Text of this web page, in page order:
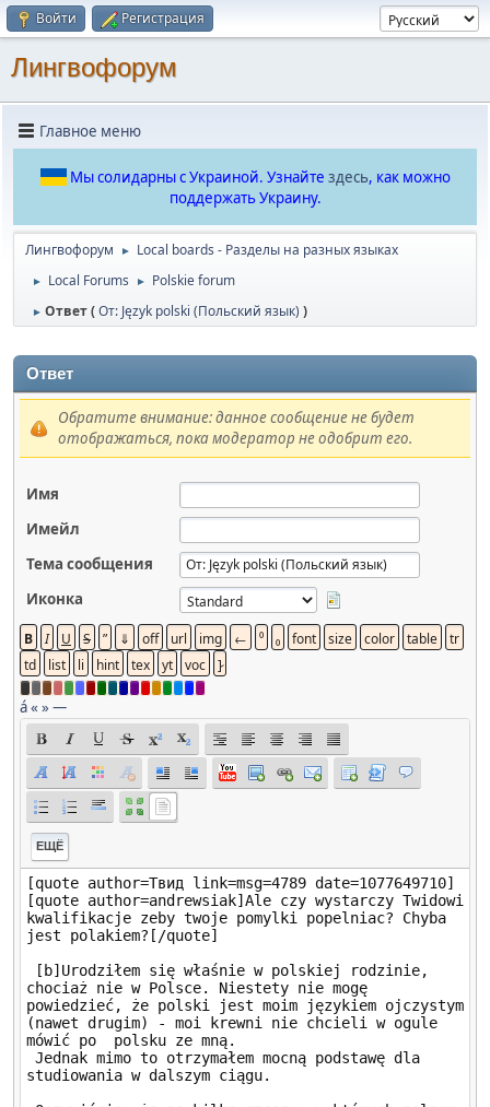
Войти Регистрация
Лингвофорум
Главное меню
Мы солидарны с Украиной. Узнайте здесь, как можно
поддержать Украину.
Лингвофорум ► Local boards - Разделы на разных языках
► Local Forums ► Polskie forum
► Ответ (От: Język polski (Польский язык) )
Ответ
Обратите внимание: данное сообщение не будет
отображаться, пока модератор не одобрит его.
Имя
Имейл
Тема сообщения
Иконка
á« »—
ЕЩЁ